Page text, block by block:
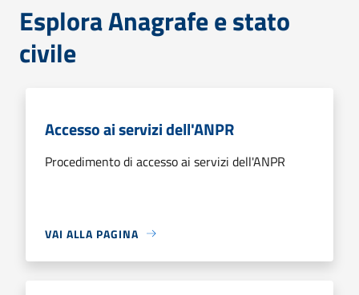
Esplora Anagrafe e stato
civile
Accesso ai servizi dell'ANPR
Procedimento di accesso ai servizi dell'ANPR
VAI ALLA PAGINA